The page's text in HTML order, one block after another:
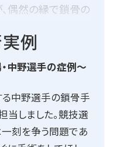
偶然の縁で鎖骨の
した。たまたま川
あり、そこからこ
エピソードはありま
例
中野選手の症例〜
る中野選手の鎖骨手
当しました。競技選
一刻を争う問題であ